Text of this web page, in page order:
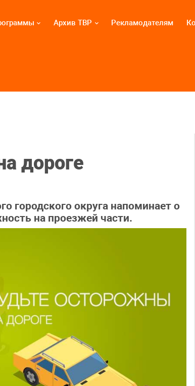
Архив ТВР Рекламодателям
дороге
городского округа напоминает о
на проезжей части.